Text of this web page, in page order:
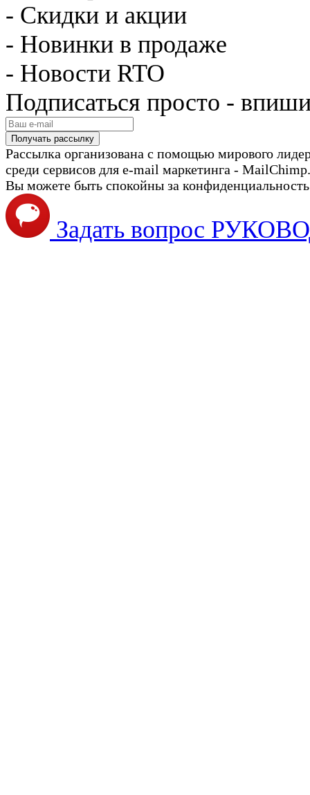
- Скидки и акции
- Новинки в продаже
- Новости RTO
Подписаться просто -
Рассылка организована с помощью мирового
среди сервисов для e-mail маркетинга - MailChimp.
Вы можете быть спокойны за
Задать вопрос